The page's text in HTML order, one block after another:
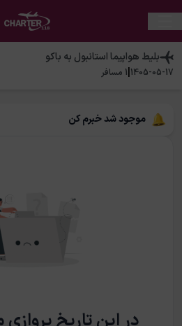
بلیط هواپیمااستانبول به باکو
1405-05-17
|
1 مسافر
موجود شد خبرم کن